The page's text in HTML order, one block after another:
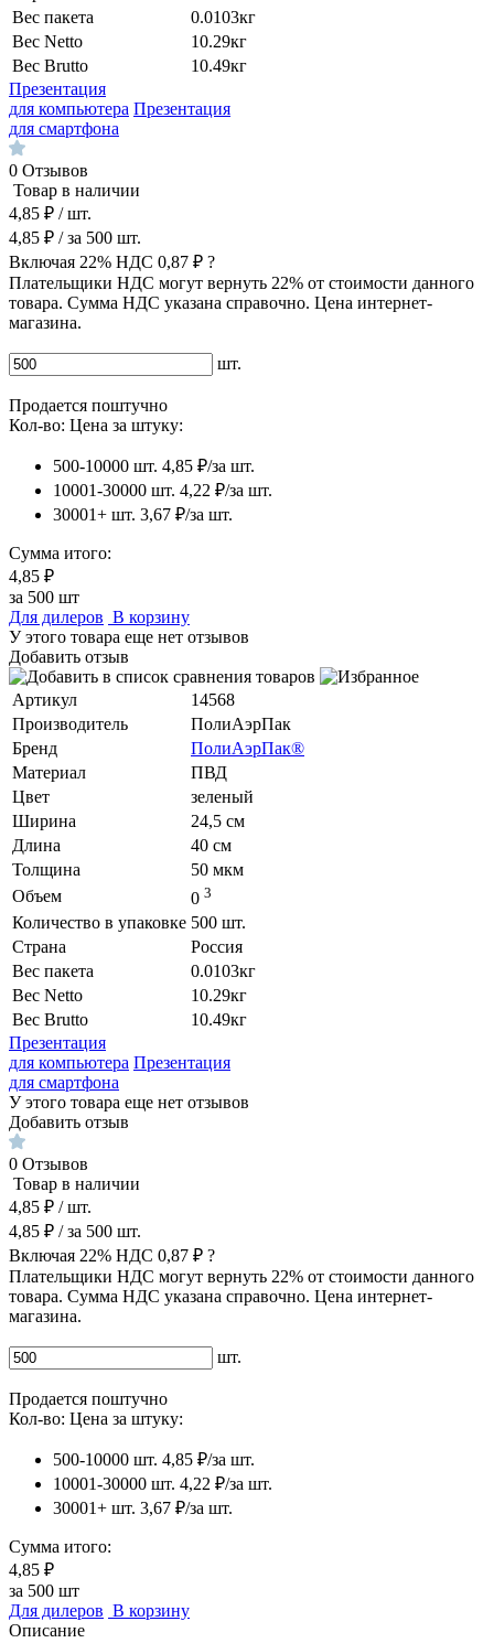
Вес пакета
0.0103кг
Вес Netto
10.29кг
Вес Brutto
10.49кг
Презентация
для компьютера Презентация
для смартфона
0 Отзывов
Товар в наличии
4,85 ₽ / шт.
4,85 ₽ / за 500 шт.
Включая 22% НДС 0,87 ₽ ?
Плательщики НДС могут вернуть 22% от стоимости данного
товара. Сумма НДС указана справочно. Цена интернет-
магазина.
шт.
Продается поштучно
Кол-во: Цена за штуку:
500-10000 шт. 4,85 ₽/за шт.
10001-30000 шт. 4,22 ₽/за шт.
30001+ шт. 3,67 ₽/за шт.
Сумма итого:
4,85 ₽
за 500 шт
Для дилеров В корзину
У этого товара еще нет отзывов
Добавить отзыв
Артикул
14568
Производитель
ПолиАэрПак
Бренд
ПолиАэрПак®
Материал
ПВД
Цвет
зеленый
Ширина
24,5 см
Длина
40 см
Толщина
50 мкм
Объем
0 3
Количество в упаковке 500 шт.
Страна
Россия
Вес пакета
0.0103кг
Вес Netto
10.29кг
Вес Brutto
10.49кг
Презентация
для компьютера Презентация
для смартфона
У этого товара еще нет отзывов
Добавить отзыв
0 Отзывов
Товар в наличии
4,85 ₽ / шт.
4,85 ₽ / за 500 шт.
Включая 22% НДС 0,87 ₽ ?
Плательщики НДС могут вернуть 22% от стоимости данного
товара. Сумма НДС указана справочно. Цена интернет-
магазина.
шт.
Продается поштучно
Кол-во: Цена за штуку:
500-10000 шт. 4,85 ₽/за шт.
10001-30000 шт. 4,22 ₽/за шт.
30001+ шт. 3,67 ₽/за шт.
Сумма итого:
4,85 ₽
за 500 шт
Для дилеров В корзину
Описание